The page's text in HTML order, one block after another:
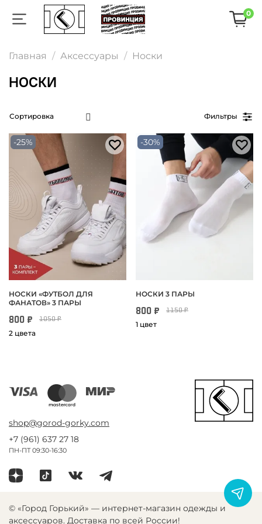
0
Главная Аксессуары Носки
НОСКИ
Фильтры
-25%
НОСКИ «ФУТБОЛ ДЛЯ
ФАНАТОВ» 3 ПАРЫ
800 ₽ 1050 ₽
2 цвета
-30%
НОСКИ 3 ПАРЫ
800 ₽ 1150 ₽
1 цвет
shop@gorod-gorky.com
+7 (961) 637 27 18
ПН-ПТ 09:30-16:30
© «Город Горький» — интернет-магазин одежды и
аксессуаров. Доставка по всей России!